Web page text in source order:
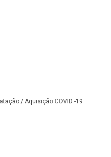
/ Aquisição COVID -19